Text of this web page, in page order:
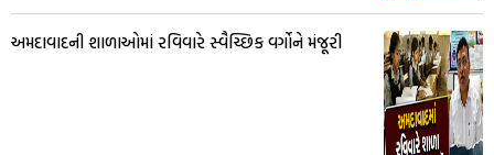
અમદાવાદની શાળાઓમાં રવિવારે સ્વૈચ્છિક વર્ગોને મંજૂરી